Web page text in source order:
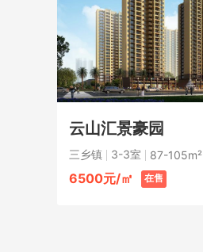
云山汇景豪园
三乡镇 3-3室 87-105m²
6500元/㎡ 在售